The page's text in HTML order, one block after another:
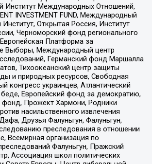
Институт Международных Отношений,
INVESTMENT FUND, Международный
Открытая Россия, Институт
Черноморский фонд регионального
Платформа за
Выборы, Международный центр
Германский фонд Маршалла
Тихоокеанский центр защиты
и природных ресурсов, Свободная
конгресс украинцев, Атлантический
беде, Европейский фонд за демократию,
Прожект Хармони, Родники
насильственного извлечения
Друзья Фалуньгун, Фалуньгун,
преследования в отношении
Всемирная организация по
Фалуньгун, Пражский
Ассоциация школ политических